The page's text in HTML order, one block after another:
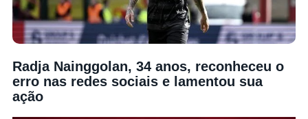
Radja Nainggolan, 34 anos, reconheceu o
erro nas redes sociais e lamentou sua
ação